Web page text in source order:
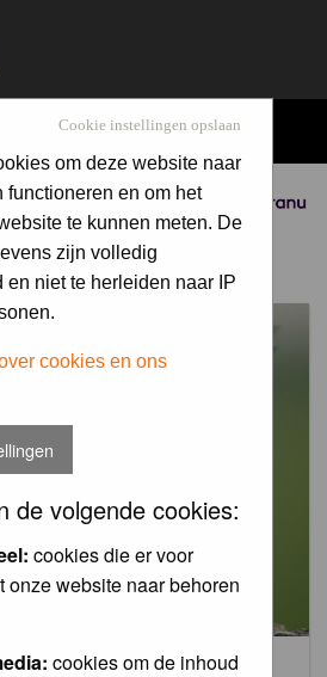
Sponsored by
Cookie instellingen opslaan
om deze website naar
functioneren en om het
te kunnen meten. De
zijn volledig
en niet te herleiden naar IP
cookies en ons
de volgende cookies:
cookies die er voor
onze website naar behoren
cookies om de inhoud